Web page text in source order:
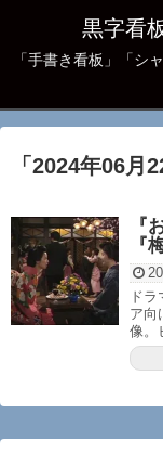
黒字看
「手書き看板」「シ
「 2024年06月
『
『
ド
ア向
像。